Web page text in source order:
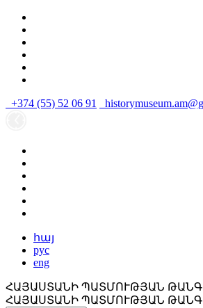
+374 (55) 52 06 91
հայ
рус
eng
ՀԱՅԱՍՏԱՆԻ ՊԱՏՄՈՒԹՅԱՆ
ՀԱՅԱՍՏԱՆԻ ՊԱՏՄՈՒԹՅԱՆ